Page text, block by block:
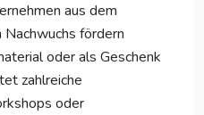
aus dem
fördern
oder als Geschenk
zahlreiche
oder